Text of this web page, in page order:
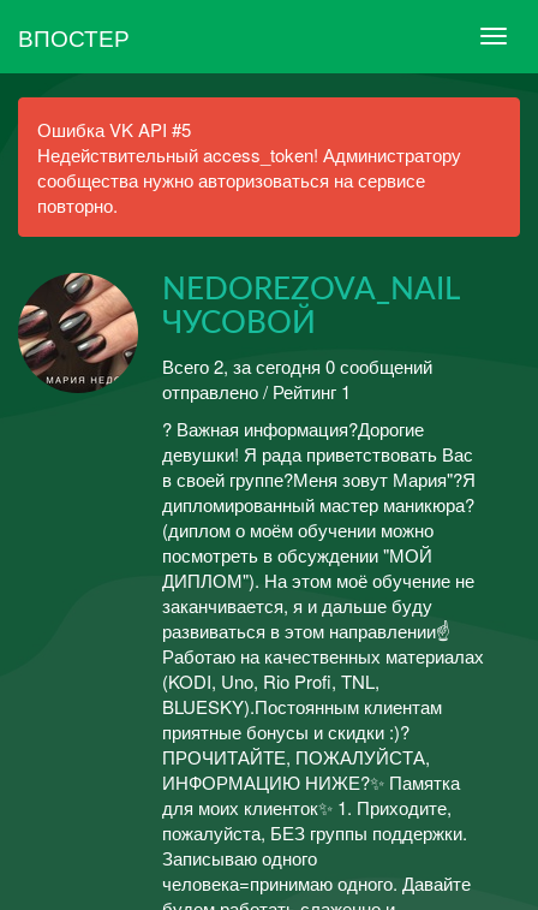
ВПОСТЕР
Ошибка VK API #5
Недействительный access_token! Администратору
сообщества нужно авторизоваться на сервисе
повторно.
NEDOREZOVA_NAIL
ЧУСОВОЙ
Всего 2, за сегодня 0 сообщений
отправлено / Рейтинг 1
? Важная информация?Дорогие
девушки! Я рада приветствовать Вас
в своей группе?Меня зовут Мария"?Я
дипломированный мастер маникюра?
(диплом о моём обучении можно
посмотреть в обсуждении "МОЙ
ДИПЛОМ"). На этом моё обучение не
заканчивается, я и дальше буду
развиваться в этом направлении☝
Работаю на качественных материалах
(KODI, Uno, Rio Profi, TNL,
BLUESKY).Постоянным клиентам
приятные бонусы и скидки :)?
ПРОЧИТАЙТЕ, ПОЖАЛУЙСТА,
ИНФОРМАЦИЮ НИЖЕ?✨ Памятка
для моих клиенток✨ 1. Приходите,
пожалуйста, БЕЗ группы поддержки.
Записываю одного
человека=принимаю одного. Давайте